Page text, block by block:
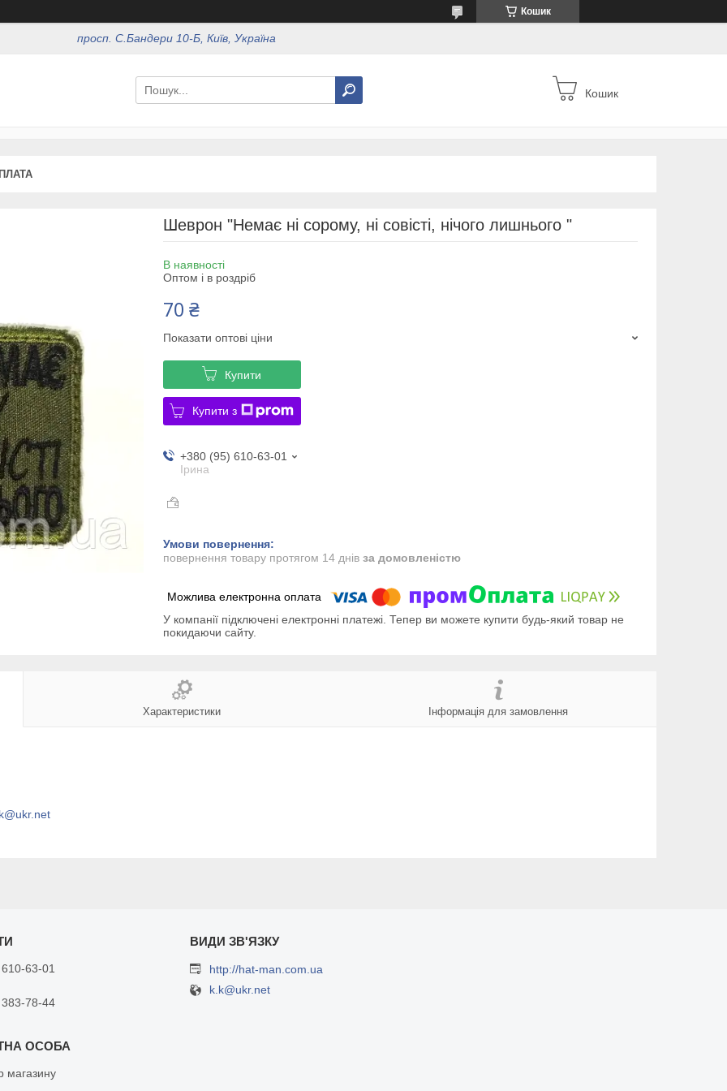
Кошик
просп. С.Бандери 10-Б, Київ, Україна
Кошик
Шеврон "Немає ні сорому, ні совісті, нічого лишнього "
В наявності
Оптом і в роздріб
70 ₴
Показати оптові ціни
Купити
Купити з
+380 (95) 610-63-01
Ірина
повернення товару протягом 14 днів за домовленістю
У компанії підключені електронні платежі. Тепер ви можете купити будь-який товар не
покидаючи сайту.
Характеристики Інформація для замовлення
63-01
78-44
магазину
http://hat-man.com.ua
k.k@ukr.net